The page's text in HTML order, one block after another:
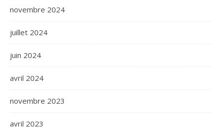
novembre 2024
juillet 2024
juin 2024
avril 2024
novembre 2023
avril 2023